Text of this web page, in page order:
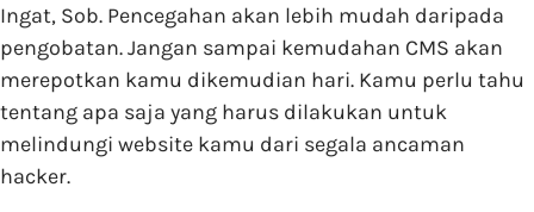
Ingat, Sob. Pencegahan akan lebih mudah daripada
pengobatan. Jangan sampai kemudahan CMS akan
merepotkan kamu dikemudian hari. Kamu perlu tahu
tentang apa saja yang harus dilakukan untuk
melindungi website kamu dari segala ancaman
hacker.